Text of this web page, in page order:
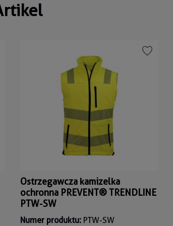
Ostrzegawcza kamizelka
ochronna PREVENT® TRENDLINE
PTW-SW
Numer produktu: PTW-SW